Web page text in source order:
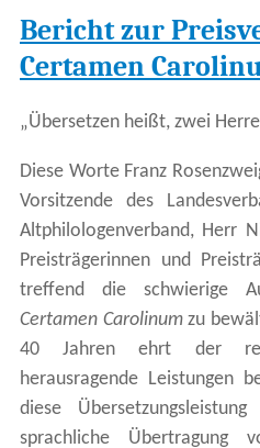
Bericht zur
Certamen
„Übersetzen heißt, zwei
Diese Worte Franz
Vorsitzende des
Altphilologenverband, Herr
Preisträgerinnen und
treffend die schwierige
Certamen Carolinumzu
40 Jahren ehrt der
herausragende Leistungen
diese
sprachliche Übertragung